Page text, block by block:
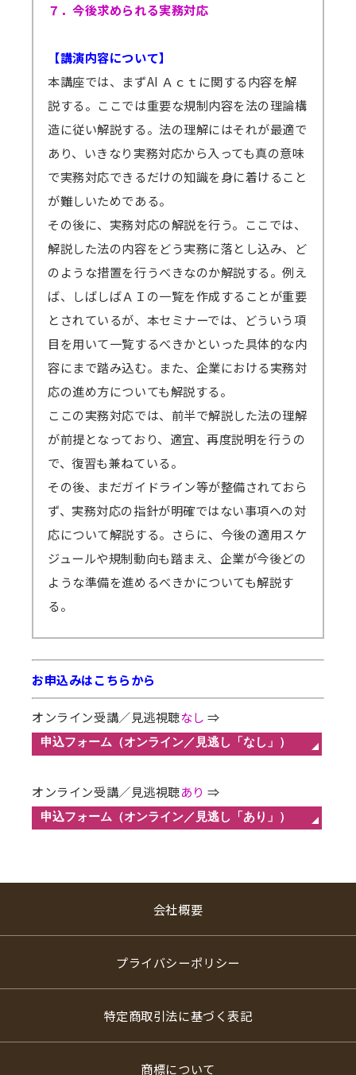
７．今後求められる実務対応
【講演内容について】
本講座では、まずAI Ａｃｔに関する内容を解
説する。ここでは重要な規制内容を法の理論構
造に従い解説する。法の理解にはそれが最適で
あり、いきなり実務対応から入っても真の意味
で実務対応できるだけの知識を身に着けること
が難しいためである。
その後に、実務対応の解説を行う。ここでは、
解説した法の内容をどう実務に落とし込み、ど
のような措置を行うべきなのか解説する。例え
ば、しばしばＡＩの一覧を作成することが重要
とされているが、本セミナーでは、どういう項
目を用いて一覧するべきかといった具体的な内
容にまで踏み込む。また、企業における実務対
応の進め方についても解説する。
ここの実務対応では、前半で解説した法の理解
が前提となっており、適宜、再度説明を行うの
で、復習も兼ねている。
その後、まだガイドライン等が整備されておら
ず、実務対応の指針が明確ではない事項への対
応について解説する。さらに、今後の適用スケ
ジュールや規制動向も踏まえ、企業が今後どの
ような準備を進めるべきかについても解説す
る。
お申込みはこちらから
オンライン受講／見逃視聴なし ⇒
オンライン受講／見逃視聴あり ⇒
会社概要
プライバシーポリシー
特定商取引法に基づく表記
商標について